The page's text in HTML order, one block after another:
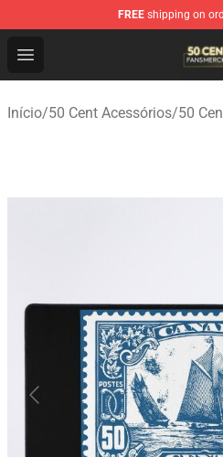
FREE shipping on
Open menu
50 Cent Shop - Official 50
Início/50 Cent Acessórios/50